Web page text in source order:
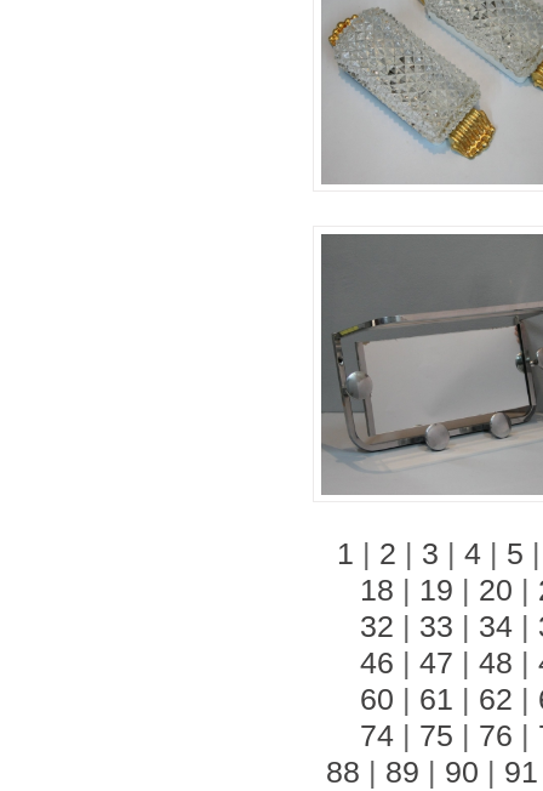
1 2 3 4 5
18
19 20
32
33 34
46
47 48
60
61 62
74
75 76
88
89 90 91